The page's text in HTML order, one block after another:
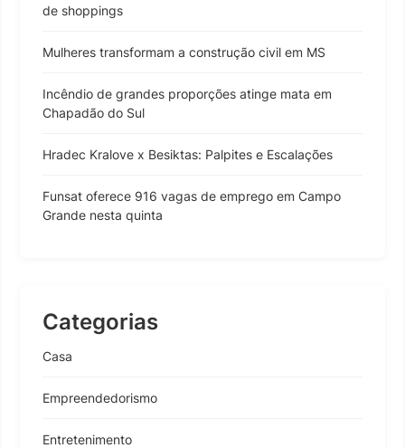
de shoppings
Mulheres transformam a construção civil em MS
Incêndio de grandes proporções atinge mata em
Chapadão do Sul
Hradec Kralove x Besiktas: Palpites e Escalações
Funsat oferece 916 vagas de emprego em Campo
Grande nesta quinta
Categorias
Casa
Empreendedorismo
Entretenimento